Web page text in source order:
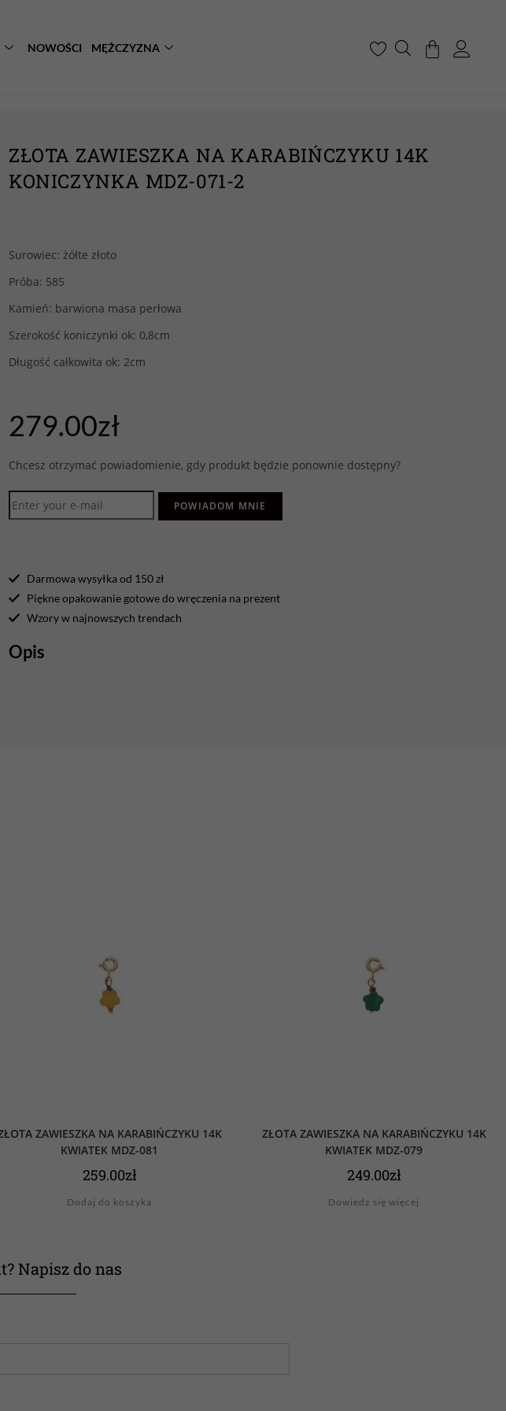
NOWOŚCI MĘŻCZYZNA
ZŁOTA ZAWIESZKA NA KARABIŃCZYKU 14K
KONICZYNKA MDZ-071-2
Surowiec: żółte złoto
Próba: 585
Kamień: barwiona masa perłowa
Szerokość koniczynki ok: 0,8cm
Długość całkowita ok: 2cm
279.00zł
Chcesz otrzymać powiadomienie, gdy produkt będzie ponownie dostępny?
POWIADOM MNIE
Darmowa wysyłka od 150 zł
Piękne opakowanie gotowe do wręczenia na prezent
Wzory w najnowszych trendach
Opis
ZAWIESZKA NA KARABIŃCZYKU 14K
KWIATEK MDZ-081
259.00zł
Dodaj do koszyka
ZŁOTA ZAWIESZKA NA KARABIŃCZYKU 14K
KWIATEK MDZ-079
249.00zł
Dowiedz się więcej
Napisz do nas